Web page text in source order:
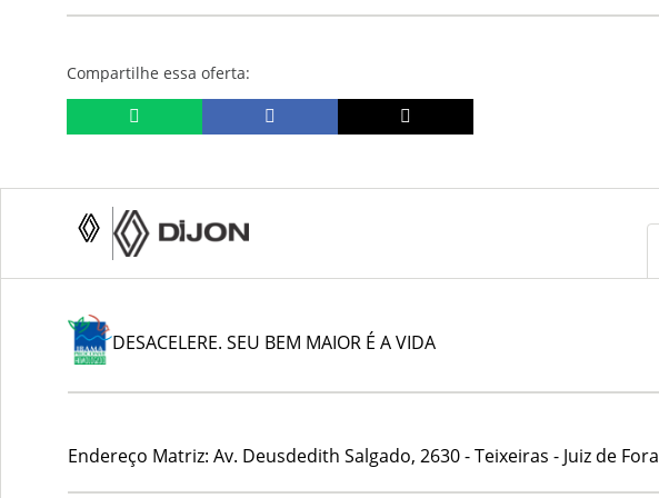
Compartilhe essa oferta:
DESACELERE. SEU BEM MAIOR É A VIDA
Endereço Matriz: Av. Deusdedith Salgado, 2630 - Teixeiras - Juiz de